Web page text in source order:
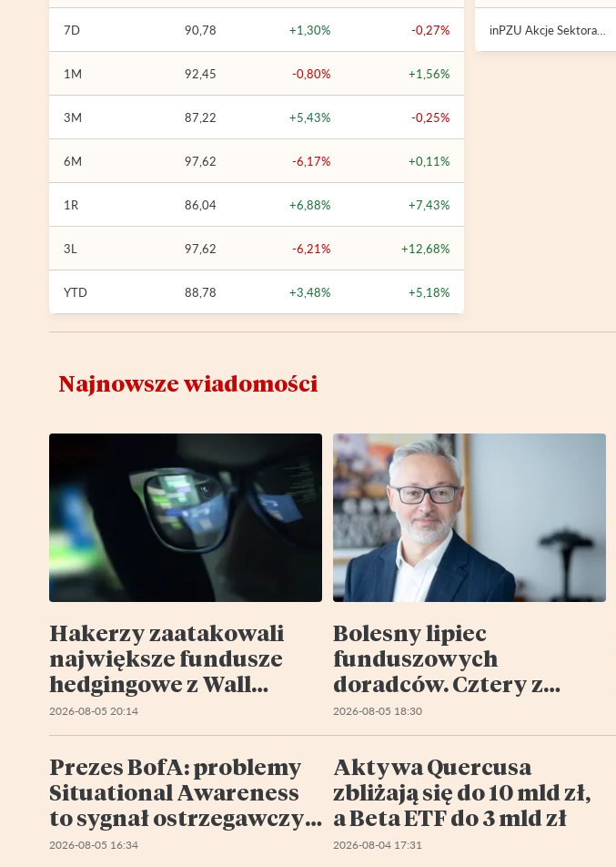
7D 90,78 +1,30% -0,27%
1M 92,45 -0,80% +1,56%
3M 87,22 +5,43% -0,25%
6M 97,62 -6,17% +0,11%
1R 86,04 +6,88% +7,43%
3L 97,62 -6,21% +12,68%
YTD 88,78 +3,48% +5,18%
inPZU Akcje Sektora
Najnowsze wiadomości
Hakerzy zaatakowali
największe fundusze
hedgingowe z Wall
Street. W Europie wzięli
na cel Liechtenstein
2026-08-05 20:14
Bolesny lipiec
funduszowych
doradców. Cztery z
pięciu portfeli pod
kreską
2026-08-05 18:30
Prezes BofA: problemy
Situational Awareness
to sygnał ostrzegawczy
dla rynku
2026-08-05 16:34
Aktywa Quercusa
zbliżają się do 10 mld zł,
a Beta ETF do 3 mld zł
2026-08-04 17:31